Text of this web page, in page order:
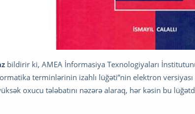
bildirir ki, AMEA İnformasiya Texnologiyaları
terminlərinin izahlı lüğəti”nin elektron versiyası
oxucu tələbatını nəzərə alaraq, hər kəsin bu